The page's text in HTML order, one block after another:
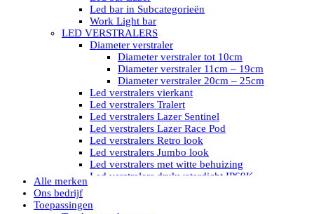
Led bar in Subcategorieën
Work Light bar
LED VERSTRALERS
Diameter verstraler
Diameter verstraler tot 10cm
Diameter verstraler 11cm – 19cm
Diameter verstraler 20cm – 25cm
Led verstralers vierkant
Led verstralers Tralert
Led verstralers Lazer Sentinel
Led verstralers Lazer Race Pod
Led verstralers Retro look
Led verstralers Jumbo look
Led verstralers met witte behuizing
Led verstralers drukwaterdicht IP69K
Alle merken
Ons bedrijf
Toepassingen